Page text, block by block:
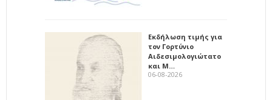
Εκδήλωση τιμής για
τον Γορτύνιο
Αιδεσιμολογιώτατο
και Μ…
06-08-2026